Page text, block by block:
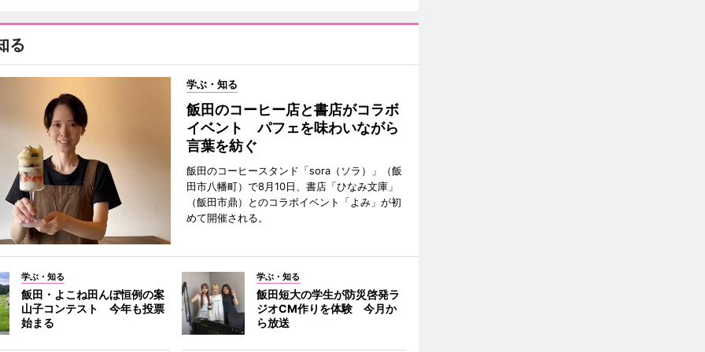
る
学ぶ・知る
飯田のコーヒー店と書店がコラボ
イベント パフェを味わいながら
言葉を紡ぐ
飯田のコーヒースタンド「sora（ソラ）」（飯
田市八幡町）で8月10日、書店「ひなみ文庫」
（飯田市鼎）とのコラボイベント「よみ」が初
めて開催される。
学ぶ・知る
飯田・よこね田んぼ恒例の案
山子コンテスト 今年も投票
始まる
学ぶ・知る
飯田短大の学生が防災啓発ラ
ジオCM作りを体験 今月か
ら放送